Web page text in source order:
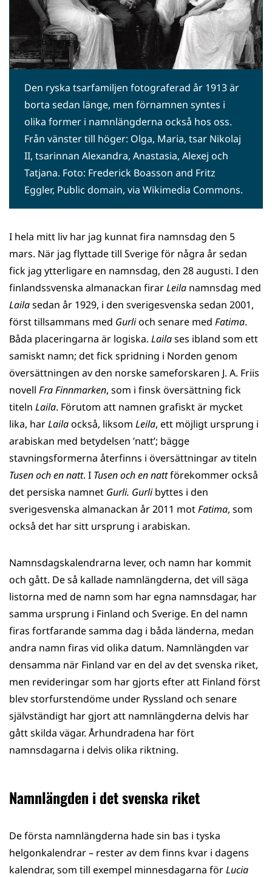
Den ryska tsarfamiljen fotograferad år 1913 är
borta sedan länge, men förnamnen syntes i
olika former i namnlängderna också hos oss.
Från vänster till höger: Olga, Maria, tsar Nikolaj
II, tsarinnan Alexandra, Anastasia, Alexej och
Tatjana. Foto: Frederick Boasson and Fritz
Eggler, Public domain, via Wikimedia Commons.
I hela mitt liv har jag kunnat fira namnsdag den 5
mars. När jag flyttade till Sverige för några år sedan
fick jag ytterligare en namnsdag, den 28 augusti. I den
finlandssvenska almanackan firarLeila namnsdag med
Lailasedan år 1929, i den sverigesvenska sedan 2001,
först tillsammans med Gurlioch senare med Fatima.
Båda placeringarna är logiska. Lailases ibland som ett
samiskt namn; det fick spridning i Norden genom
översättningen av den norske sameforskaren J. A. Friis
novell Fra Finnmarken, som i finsk översättning fick
titeln Laila. Förutom att namnen grafiskt är mycket
lika, harLailaockså, liksom Leila, ett möjligt ursprung i
arabiskan med betydelsen ’natt’; bägge
stavningsformerna återfinns i översättningar av titeln
Tusen och en natt. I Tusen och en nattförekommer också
det persiska namnet Gurli. Gurlibyttes i den
sverigesvenska almanackan år 2011 motFatima, som
också det har sitt ursprung i arabiskan.
Namnsdagskalendrarna lever, och namn har kommit
och gått. De så kallade namnlängderna, det vill säga
listorna med de namn som har egna namnsdagar, har
samma ursprung i Finland och Sverige. En del namn
firas fortfarande samma dag i båda länderna, medan
andra namn firas vid olika datum. Namnlängden var
densamma när Finland var en del av det svenska riket,
men revideringar som har gjorts efter att Finland först
blev storfurstendöme under Ryssland och senare
självständigt har gjort att namnlängderna delvis har
gått skilda vägar. Århundradena har fört
namnsdagarna i delvis olika riktning.
Namnlängden i det svenska riket
De första namnlängderna hade sin bas i tyska
helgonkalendrar – rester av dem finns kvar i dagens
kalendrar, som till exempel minnesdagarna förLucia